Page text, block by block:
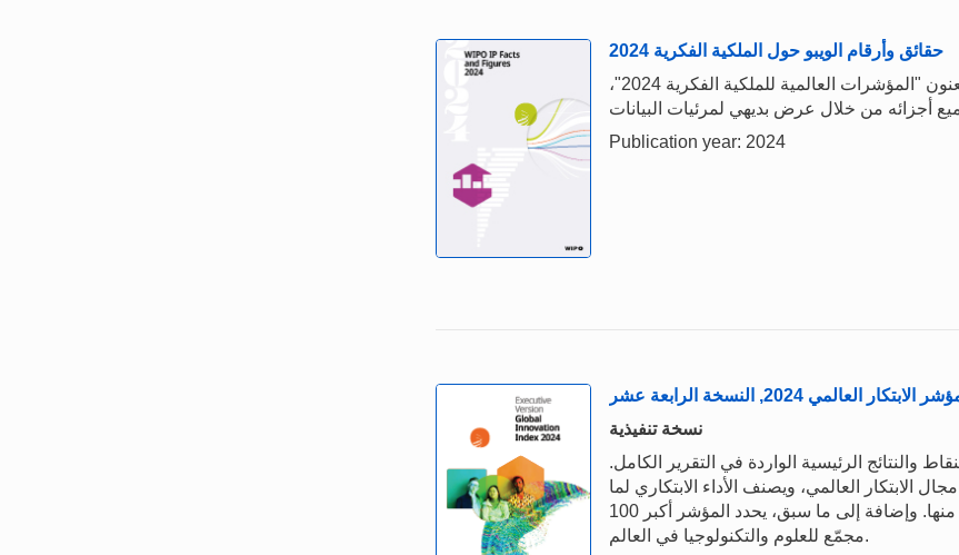
حقائق وأرقام الويبو حول الملكية الفكرية 2024
يستند هذا الدليل الموجز والمفيد إلى المنشور الأوسع المعنون "المؤشرات العالمية للملكية الفكرية 2024"،
Publication year: 2024
الابتكار العالمي 2024, النسخة الرابعة عشر
نسخة تنفيذية
التنفيذية من مؤشر الابتكار العالمي 2024 أبرز النقاط والنتائج الرئيسية الواردة في التقرير الكامل.
الجهات الرائدة في مجال الابتكار العالمي، ويصنف الأداء الابتكاري لما
عدده 133 اقتصاداً ويسلط الضوء على نقاط القوة والضعف لكل منها. وإضافة إلى ما سبق، يحدد المؤشر أكبر 100
مجمّع للعلوم والتكنولوجيا في العالم.